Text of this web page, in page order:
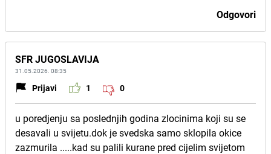
Odgovori
SFR JUGOSLAVIJA
31.05.2026. 08:35
Prijavi 1 0
u poredjenju sa poslednjih godina zlocinima koji su se
desavali u svijetu.dok je svedska samo sklopila okice
zazmurila .....kad su palili kurane pred cijelim svijetom